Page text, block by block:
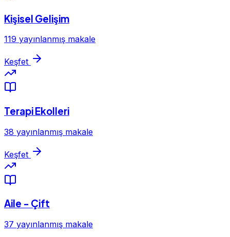
Kişisel Gelişim
119 yayınlanmış makale
Keşfet
Terapi Ekolleri
38 yayınlanmış makale
Keşfet
Aile - Çift
37 yayınlanmış makale